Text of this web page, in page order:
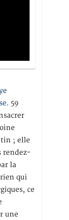
59
; elle
rendez-
la
qui
ce
une